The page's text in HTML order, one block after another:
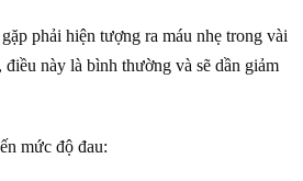
phải hiện tượng ra máu nhẹ trong vài
điều này là bình thường và sẽ dần giảm
mức độ đau: